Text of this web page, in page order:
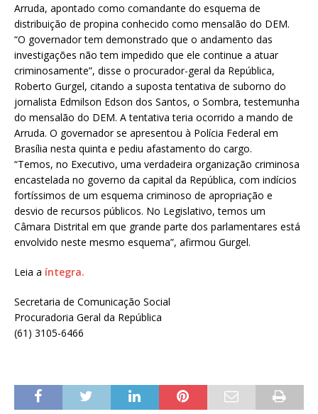
Arruda, apontado como comandante do esquema de
distribuição de propina conhecido como mensalão do DEM.
“O governador tem demonstrado que o andamento das
investigações não tem impedido que ele continue a atuar
criminosamente”, disse o procurador-geral da República,
Roberto Gurgel, citando a suposta tentativa de suborno do
jornalista Edmilson Edson dos Santos, o Sombra, testemunha
do mensalão do DEM. A tentativa teria ocorrido a mando de
Arruda. O governador se apresentou à Polícia Federal em
Brasília nesta quinta e pediu afastamento do cargo.
“Temos, no Executivo, uma verdadeira organização criminosa
encastelada no governo da capital da República, com indícios
fortíssimos de um esquema criminoso de apropriação e
desvio de recursos públicos. No Legislativo, temos um
Câmara Distrital em que grande parte dos parlamentares está
envolvido neste mesmo esquema”, afirmou Gurgel.
Leia a íntegra.
Secretaria de Comunicação Social
Procuradoria Geral da República
(61) 3105-6466